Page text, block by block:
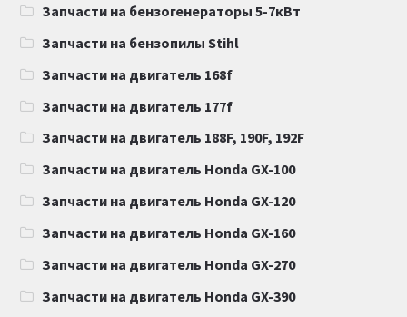
Запчасти на бензогенераторы 5-7кВт
Запчасти на бензопилы Stihl
Запчасти на двигатель 168f
Запчасти на двигатель 177f
Запчасти на двигатель 188F, 190F, 192F
Запчасти на двигатель Honda GX-100
Запчасти на двигатель Honda GX-120
Запчасти на двигатель Honda GX-160
Запчасти на двигатель Honda GX-270
Запчасти на двигатель Honda GX-390